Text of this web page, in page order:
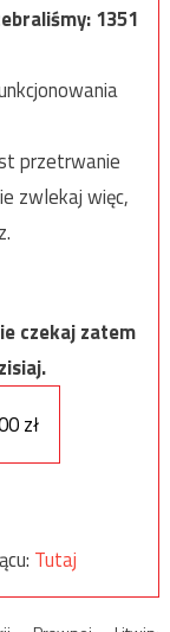
1351
przetrwanie
zwlekaj więc,
czekaj zatem
zł
Tutaj